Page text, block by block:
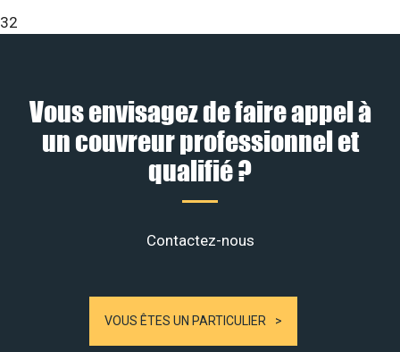
32
Vous envisagez de faire appel à
un couvreur professionnel et
qualifié ?
Contactez-nous
VOUS ÊTES UN PARTICULIER